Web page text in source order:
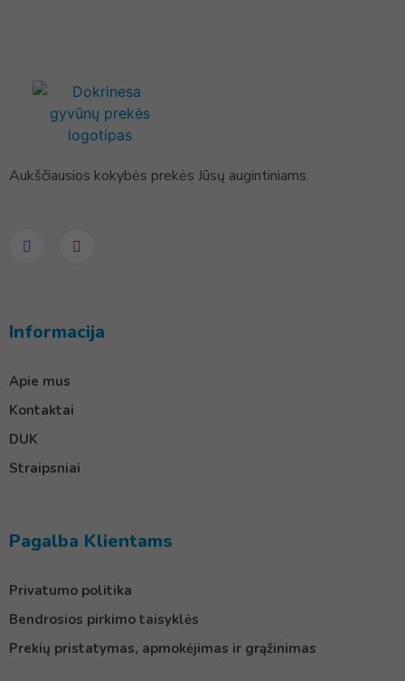
Aukščiausios kokybės prekės Jūsų augintiniams.
Informacija
Apie mus
Kontaktai
DUK
Straipsniai
Pagalba Klientams
Privatumo politika
Bendrosios pirkimo taisyklės
Prekių pristatymas, apmokėjimas ir grąžinimas